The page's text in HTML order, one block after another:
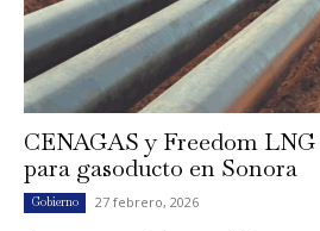
CENAGAS y Freedom
para gasoducto en Sonora
Gobierno 27 febrero, 2026